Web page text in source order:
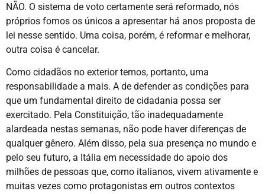
NÃO. O sistema de voto certamente será reformado, nós
próprios fomos os únicos a apresentar há anos proposta de
lei nesse sentido. Uma coisa, porém, é reformar e melhorar,
outra coisa é cancelar.
Como cidadãos no exterior temos, portanto, uma
responsabilidade a mais. A de defender as condições para
que um fundamental direito de cidadania possa ser
exercitado. Pela Constituição, tão inadequadamente
alardeada nestas semanas, não pode haver diferenças de
qualquer gênero. Além disso, pela sua presença no mundo e
pelo seu futuro, a Itália em necessidade do apoio dos
milhões de pessoas que, como italianos, vivem ativamente e
muitas vezes como protagonistas em outros contextos